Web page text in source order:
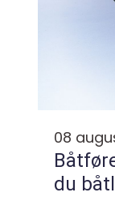
08
du